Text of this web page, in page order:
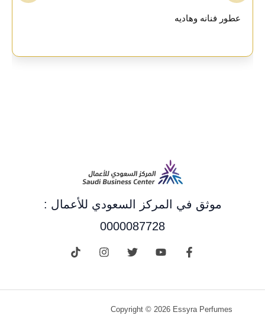
عطور فنانه وهاديه
موثق في المركز السعودي للأعمال :
0000087728
Copyright © 2026 Essyra Perfumes